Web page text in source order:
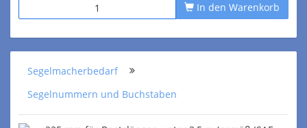
In den Warenkorb
Segelmacherbedarf
Segelnummern und Buchstaben